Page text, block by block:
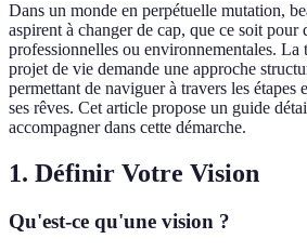
Dans un monde en perpétuelle mutation,
aspirent à changer de cap, que ce soit pour
professionnelles ou environnementales. La
projet de vie demande une approche
permettant de naviguer à travers les étapes
ses rêves. Cet article propose un guide
accompagner dans cette démarche.
1. Définir Votre Vision
Qu'est-ce qu'une vision ?